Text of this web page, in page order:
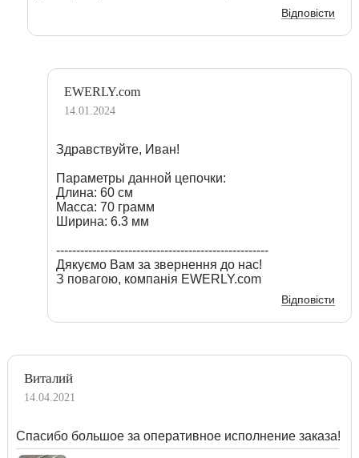
Відповісти
EWERLY.com
14.01.2024
Здравствуйте, Иван!
Параметры данной цепочки:
Длина: 60 см
Масса: 70 грамм
Ширина: 6.3 мм
-----------------------------------------------------
Дякуємо Вам за звернення до нас!
З повагою, компанія EWERLY.com
Відповісти
Виталий
14.04.2021
Спасибо большое за оперативное исполнение заказа!